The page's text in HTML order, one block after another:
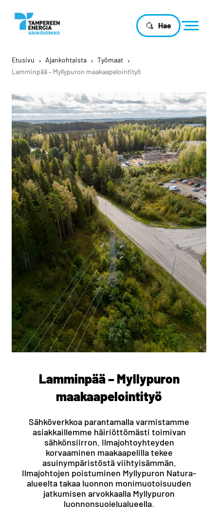
Hae
Etusivu › Ajankohtaista › Työmaat ›
Lamminpää – Myllypuron maakaapelointityö
Lamminpää – Myllypuron
maakaapelointityö
Sähköverkkoa parantamalla varmistamme
asiakkaillemme häiriöttömästi toimivan
sähkönsiirron. Ilmajohtoyhteyden
korvaaminen maakaapelilla tekee
asuinympäristöstä viihtyisämmän.
Ilmajohtojen poistuminen Myllypuron Natura-
alueelta takaa luonnon monimuotoisuuden
jatkumisen arvokkaalla Myllypuron
luonnonsuojelualueella.